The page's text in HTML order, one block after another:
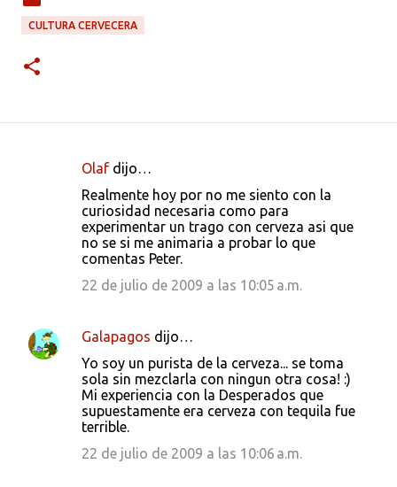
CULTURA CERVECERA
a
r
Olaf dijo…
Realmente hoy por no me siento con la
curiosidad necesaria como para
experimentar un trago con cerveza asi que
no se si me animaria a probar lo que
comentas Peter.
22 de julio de 2009 a las 10:05 a.m.
Galapagos dijo…
Yo soy un purista de la cerveza... se toma
sola sin mezclarla con ningun otra cosa! :)
Mi experiencia con la Desperados que
supuestamente era cerveza con tequila fue
terrible.
22 de julio de 2009 a las 10:06 a.m.